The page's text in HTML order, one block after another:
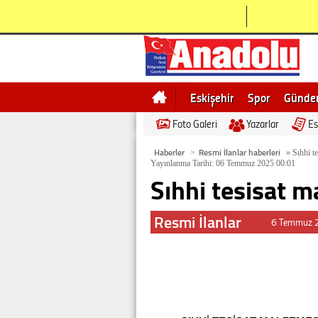
Eskişehir Spor
Bilecik
Ne demek
Foto Galeri Yazarlar
Haberler > Resmi İlanlar haberleri » Sıhhi
Yayınlanma Tarihi: 06 Temmuz 2025 00:01
Sıhhi tesisat
Resmi İlanlar 6 Temmuz